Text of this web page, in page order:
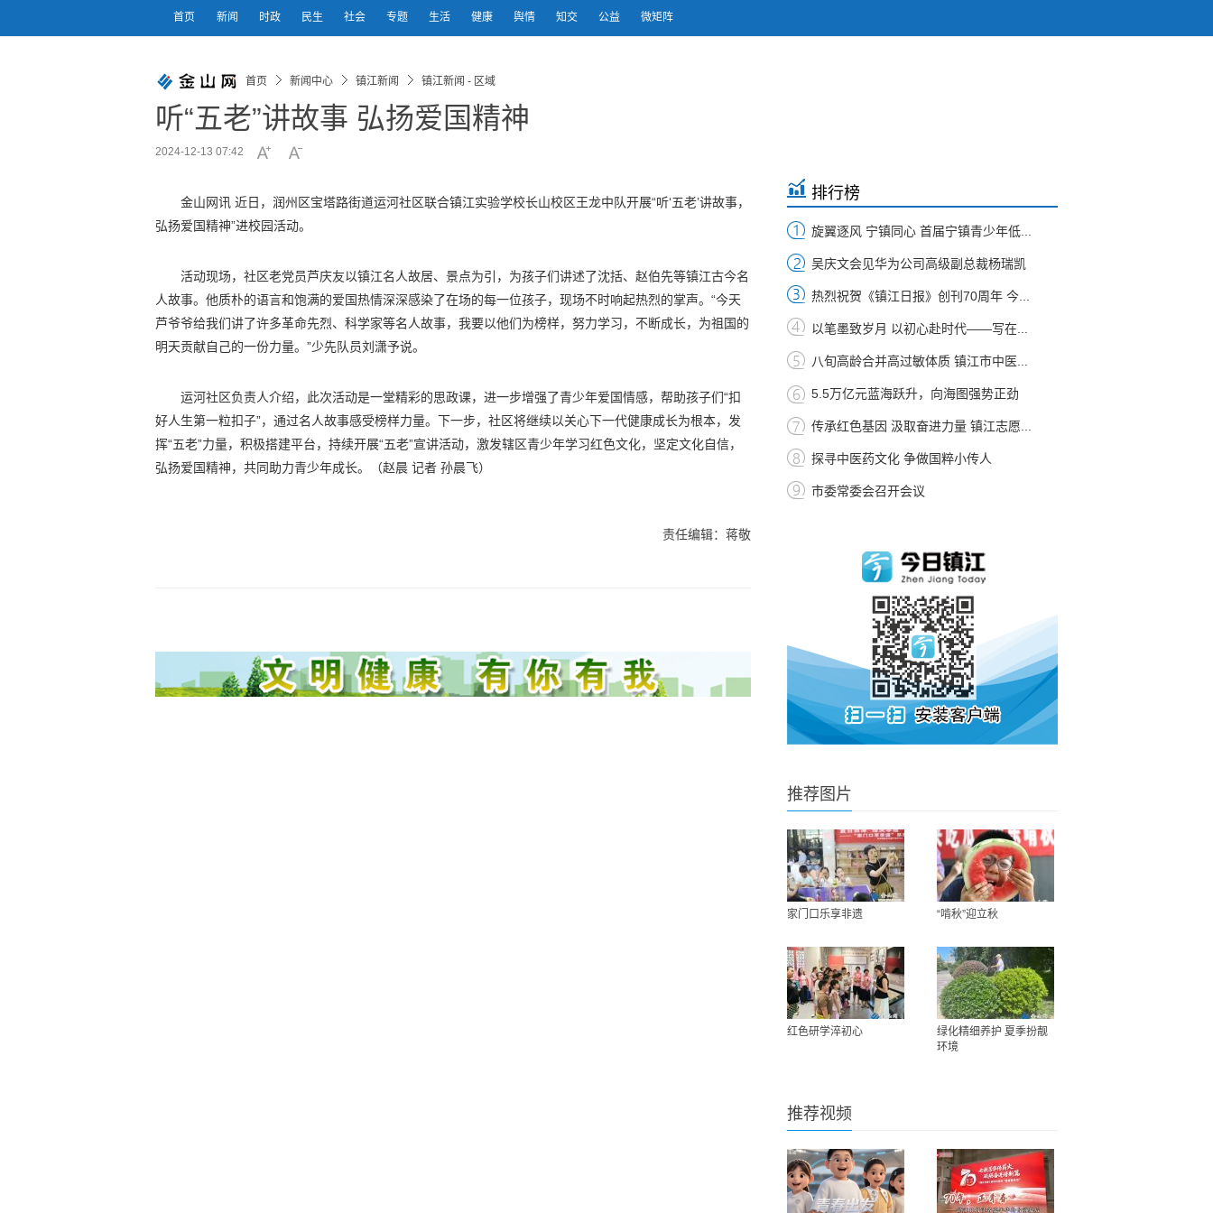
首页 新闻 时政 民生 社会 专题 生活 健康 舆情 知交 公益 微矩阵
首页 新闻中心 镇江新闻 镇江新闻 - 区域
听“五老”讲故事 弘扬爱国精神
2024-12-13 07:42
金山网讯 近日，润州区宝塔路街道运河社区联合镇江实验学校长山校区王龙中队开展“听‘五老’讲故事，
弘扬爱国精神”进校园活动。
活动现场，社区老党员芦庆友以镇江名人故居、景点为引，为孩子们讲述了沈括、赵伯先等镇江古今名
人故事。他质朴的语言和饱满的爱国热情深深感染了在场的每一位孩子，现场不时响起热烈的掌声。“今天
芦爷爷给我们讲了许多革命先烈、科学家等名人故事，我要以他们为榜样，努力学习，不断成长，为祖国的
明天贡献自己的一份力量。”少先队员刘潇予说。
运河社区负责人介绍，此次活动是一堂精彩的思政课，进一步增强了青少年爱国情感，帮助孩子们“扣
好人生第一粒扣子”，通过名人故事感受榜样力量。下一步，社区将继续以关心下一代健康成长为根本，发
挥“五老”力量，积极搭建平台，持续开展“五老”宣讲活动，激发辖区青少年学习红色文化，坚定文化自信，
弘扬爱国精神，共同助力青少年成长。（赵晨 记者 孙晨飞）
责任编辑：蒋敬
排行榜
旋翼逐风 宁镇同心 首届宁镇青少年低...
吴庆文会见华为公司高级副总裁杨瑞凯
热烈祝贺《镇江日报》创刊70周年 今...
以笔墨致岁月 以初心赴时代——写在...
八旬高龄合并高过敏体质 镇江市中医...
5.5万亿元蓝海跃升，向海图强势正劲
传承红色基因 汲取奋进力量 镇江志愿...
探寻中医药文化 争做国粹小传人
市委常委会召开会议
推荐图片
家门口乐享非遗 “啃秋”迎立秋
红色研学淬初心
绿化精细养护 夏季扮靓
环境
推荐视频